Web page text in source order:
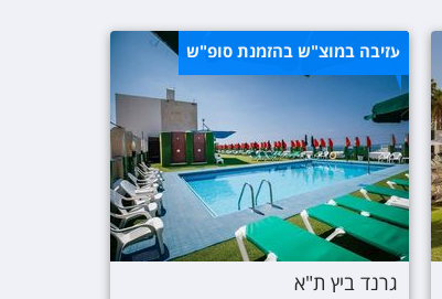
עזיבה במוצ"ש בהזמנת סופ"ש
גרנד ביץ ת"א